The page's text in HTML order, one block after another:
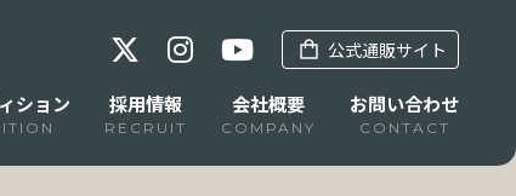
公式通販サイト
ション 採用情報
RECRUIT
会社概要
COMPANY
お問い合わせ
CONTACT